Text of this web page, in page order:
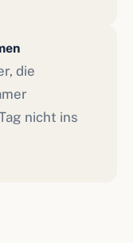
die
nicht ins